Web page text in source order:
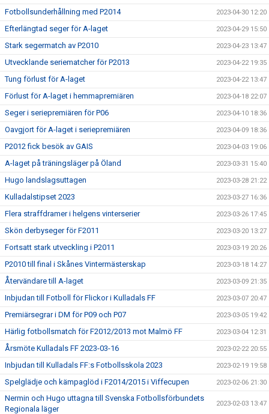
Fotbollsunderhållning med P2014 2023-04-30 12:20
Efterlängtad seger för A-laget 2023-04-29 15:50
Stark segermatch av P2010 2023-04-23 13:47
Utvecklande seriematcher för P2013 2023-04-22 19:35
Tung förlust för A-laget 2023-04-22 13:47
Förlust för A-laget i hemmapremiären 2023-04-18 22:07
Seger i seriepremiären för P06 2023-04-10 18:36
Oavgjort för A-laget i seriepremiären 2023-04-09 18:36
P2012 fick besök av GAIS 2023-04-03 19:06
A-laget på träningsläger på Öland 2023-03-31 15:40
Hugo landslagsuttagen 2023-03-28 21:22
Kulladalstipset 2023 2023-03-27 16:36
Flera straffdramer i helgens vinterserier 2023-03-26 17:45
Skön derbyseger för F2011 2023-03-20 13:27
Fortsatt stark utveckling i P2011 2023-03-19 20:26
P2010 till final i Skånes Vintermästerskap 2023-03-18 14:27
Återvändare till A-laget 2023-03-09 21:35
Inbjudan till Fotboll för Flickor i Kulladals FF 2023-03-07 20:47
Premiärsegrar i DM för P09 och P07 2023-03-05 19:42
Härlig fotbollsmatch för F2012/2013 mot Malmö FF 2023-03-04 12:31
Årsmöte Kulladals FF 2023-03-16 2023-02-22 20:55
Inbjudan till Kulladals FF:s Fotbollsskola 2023 2023-02-19 19:58
Spelglädje och kämpaglöd i F2014/2015 i Viffecupen 2023-02-06 21:30
Nermin och Hugo uttagna till Svenska Fotbollsförbundets
Regionala läger
2023-02-03 13:47